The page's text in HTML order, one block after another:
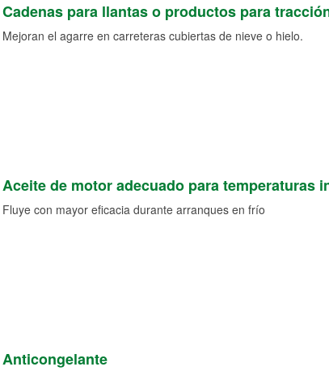
Cadenas para llantas o productos para
Mejoran el agarre en carreteras cubiertas de nieve o hielo.
Aceite de motor adecuado para temperaturas
Fluye con mayor eficacia durante arranques en frío
Anticongelante